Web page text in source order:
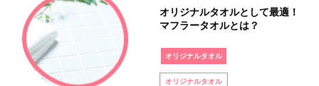
オリジナルタオルとして最適！
マフラータオルとは？
オリジナルタオル
オリジナルタオル